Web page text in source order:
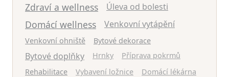
Zdraví a wellness Úleva od bolesti
Domácí wellness Venkovní vytápění
Venkovní ohniště Bytové dekorace
Bytové doplňky Hrnky
Příprava pokrmů
Rehabilitace
Vybavení ložnice
Domácí lékárna